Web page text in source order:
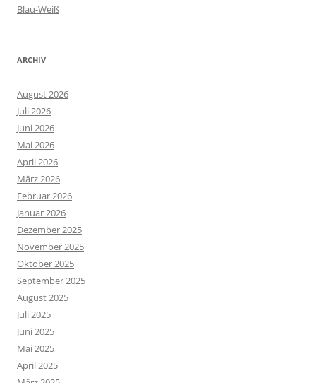
Blau-Weiß
ARCHIV
August 2026
Juli 2026
Juni 2026
Mai 2026
April 2026
März 2026
Februar 2026
Januar 2026
Dezember 2025
November 2025
Oktober 2025
September 2025
August 2025
Juli 2025
Juni 2025
Mai 2025
April 2025